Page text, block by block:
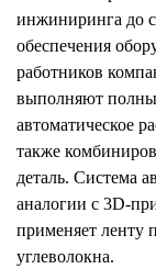
инжиниринга до
обеспечения
работников
выполняют
автоматическое
также
деталь. Система
аналогии с 3D-
применяет ленту
углеволокна.